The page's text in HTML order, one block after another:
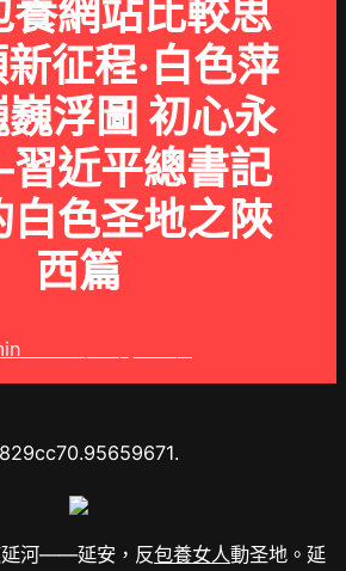
養網站比較思
征程·白色萍
浮圖 初心永
近平總書記
白色圣地之陜
西篇
河——延安，反包養女人動圣地。延